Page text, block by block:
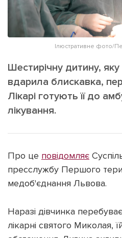
Репортаж
Розслідування
Лонгріди
Зв'язатися з нами
Наші соц мережі
Ілюстративне фото/
Шестирічну дитину,
вдарила блискавка,
Лікарі готують її до
лікування.
Про це повідомляє
пресслужбу Першого
медоб'єднання Львова.
Наразі дівчинка
лікарні святого Миколая,